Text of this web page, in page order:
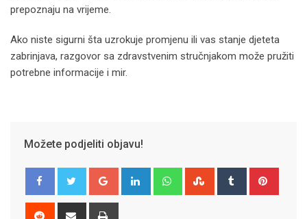
prepoznaju na vrijeme.
Ako niste sigurni šta uzrokuje promjenu ili vas stanje djeteta
zabrinjava, razgovor sa zdravstvenim stručnjakom može pružiti
potrebne informacije i mir.
Možete podjeliti objavu!
Google+ LinkedIn WhatsappStumbleUpon
Tumblr
Reddit
Share